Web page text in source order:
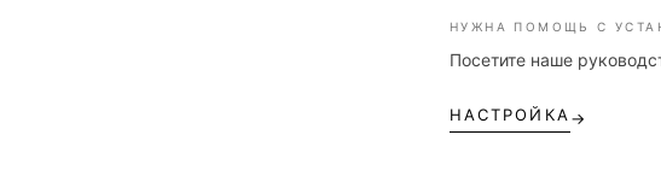
НУЖНА ПОМОЩЬ С
Посетите наше
НАСТРОЙКА →